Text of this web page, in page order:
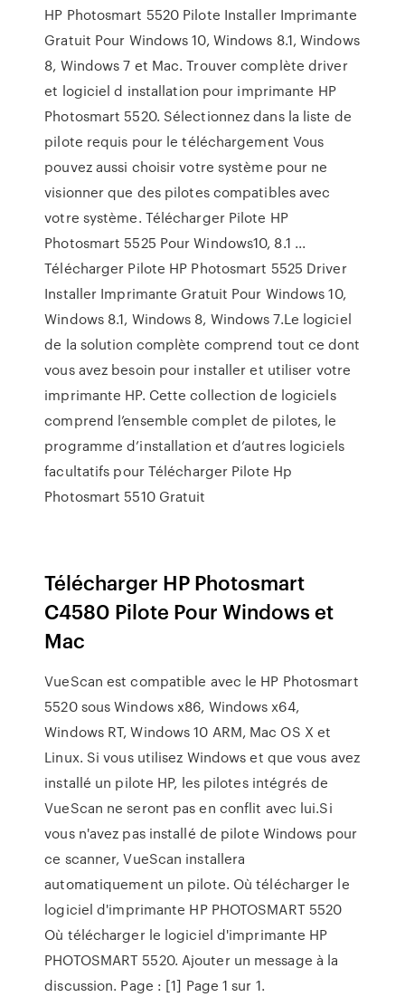
HP Photosmart 5520 Pilote Installer Imprimante
Gratuit Pour Windows 10, Windows 8.1, Windows
8, Windows 7 et Mac. Trouver complète driver
et logiciel d installation pour imprimante HP
Photosmart 5520. Sélectionnez dans la liste de
pilote requis pour le téléchargement Vous
pouvez aussi choisir votre système pour ne
visionner que des pilotes compatibles avec
votre système. Télécharger Pilote HP
Photosmart 5525 Pour Windows10, 8.1 ...
Télécharger Pilote HP Photosmart 5525 Driver
Installer Imprimante Gratuit Pour Windows 10,
Windows 8.1, Windows 8, Windows 7.Le logiciel
de la solution complète comprend tout ce dont
vous avez besoin pour installer et utiliser votre
imprimante HP. Cette collection de logiciels
comprend l’ensemble complet de pilotes, le
programme d’installation et d’autres logiciels
facultatifs pour Télécharger Pilote Hp
Photosmart 5510 Gratuit
Télécharger HP Photosmart
C4580 Pilote Pour Windows et
Mac
VueScan est compatible avec le HP Photosmart
5520 sous Windows x86, Windows x64,
Windows RT, Windows 10 ARM, Mac OS X et
Linux. Si vous utilisez Windows et que vous avez
installé un pilote HP, les pilotes intégrés de
VueScan ne seront pas en conflit avec lui.Si
vous n'avez pas installé de pilote Windows pour
ce scanner, VueScan installera
automatiquement un pilote. Où télécharger le
logiciel d'imprimante HP PHOTOSMART 5520
Où télécharger le logiciel d'imprimante HP
PHOTOSMART 5520. Ajouter un message à la
discussion. Page : [1] Page 1 sur 1.